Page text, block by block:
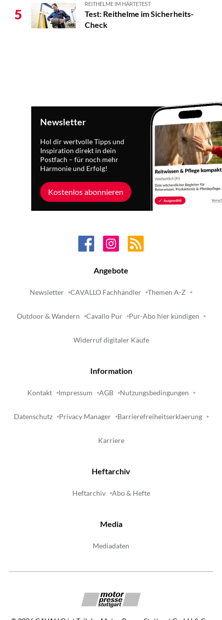
5
REITHELME IM HÄRTETEST
Test: Reithelme im Sicherheits-
Check
Newsletter
Hol dir wertvolle Tipps und
Inspiration direkt in dein
Postfach – für noch mehr
Harmonie und Erfolg!
Kostenlos abonnieren
Angebote
Newsletter CAVALLO Fachhändler Themen A-Z
Outdoor & Wandern Cavallo Pur Pur-Abo hier kündigen
Widerruf digitaler Käufe
Information
Kontakt Impressum AGB Nutzungsbedingungen
Datenschutz Privacy Manager Barrierefreiheitserklaerung
Karriere
Heftarchiv
Heftarchiv Abo & Hefte
Media
Mediadaten